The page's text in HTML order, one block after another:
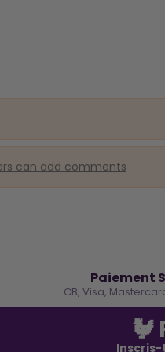
can add comments
Paiement
CB, Visa,
🐓